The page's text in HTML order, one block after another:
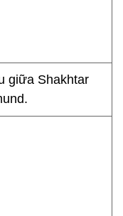
giữa Shakhtar